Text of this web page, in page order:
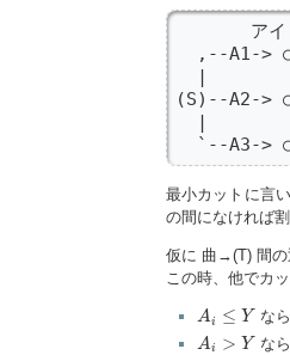
ア
,--A1->
(S)--A2->
`--A3->
最小カットに言
の間になければ
仮に 曲→(T) 間の
この時、他でカ
Ai ≤ Y
Ai Y な
A i > Y
Ai Y な